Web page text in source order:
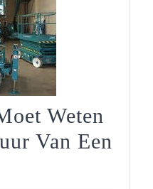
Weten
Van Een